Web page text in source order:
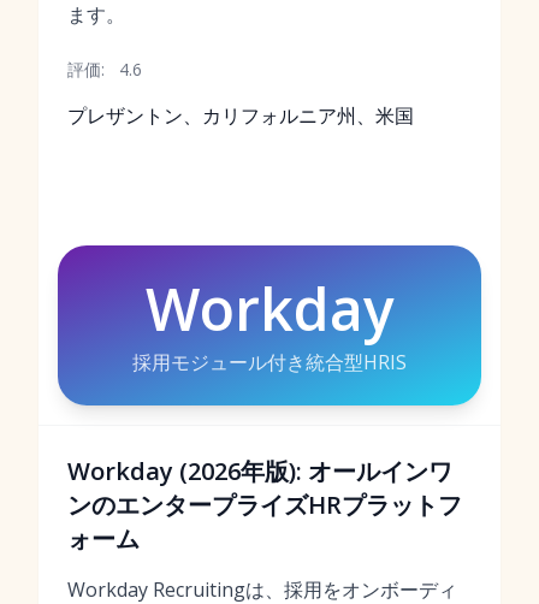
ます。
評価: 4.6
プレザントン、カリフォルニア州、米国
Workday
採用モジュール付き統合型HRIS
Workday (2026年版): オールインワ
ンのエンタープライズHRプラットフ
ォーム
Workday Recruitingは、採用をオンボーディ